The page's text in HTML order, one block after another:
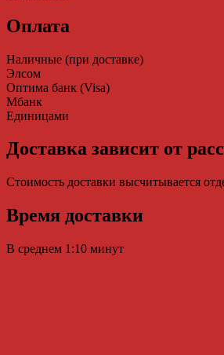
Оплата
Наличные (при доставке)
Элсом
Оптима банк (Visa)
Мбанк
Единицами
Доставка зависит от
Стоимость доставки высчитывается
Время доставки
В среднем 1:10 минут